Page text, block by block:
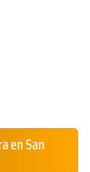
en San